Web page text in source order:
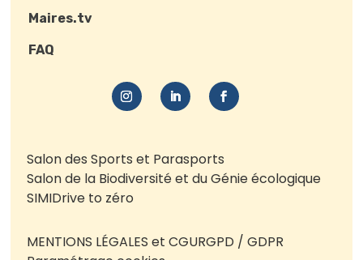
Maires.tv
FAQ
Salon des Sports et Parasports
Salon de la Biodiversité et du Génie écologique
SIMIDrive to zéro
MENTIONS LÉGALES et CGURGPD / GDPR